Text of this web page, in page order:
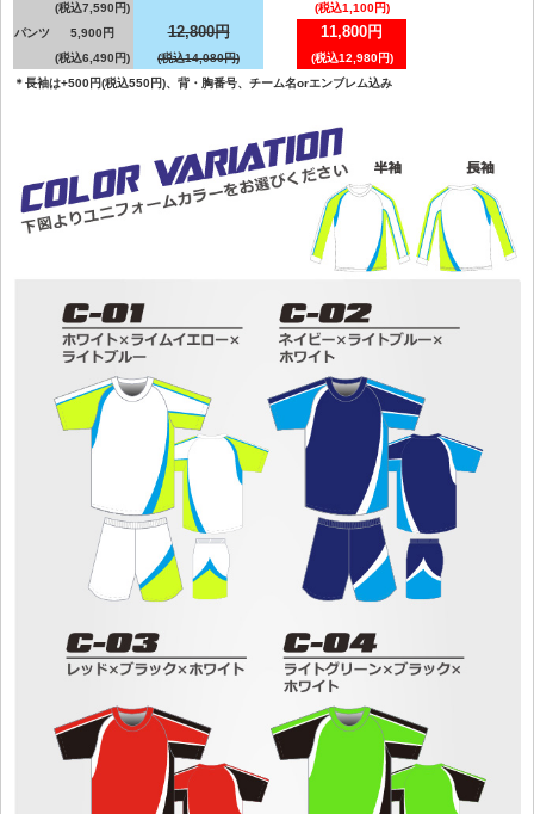
(税込7,590円)
(税込1,100円)
パンツ
5,900円
(税込6,490円)
12,800円
(税込14,080円)
11,800円
(税込12,980円)
＊長袖は+500円(税込550円)、背・胸番号、チーム名orエンブレム込み